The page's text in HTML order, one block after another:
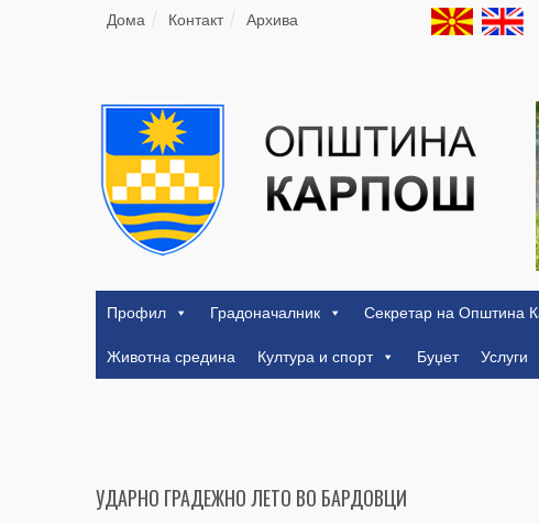
Дома Контакт Архива
Профил Градоначалник Секретар на Општина
Животна средина
Култура и спорт Буџет Услуги
УДАРНО ГРАДЕЖНО ЛЕТО ВО БАРДОВЦИ